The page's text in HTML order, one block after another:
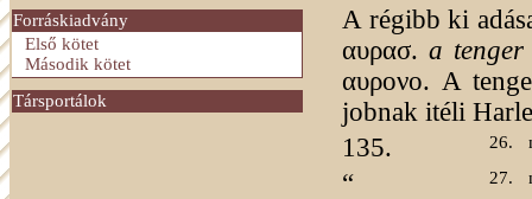
Forráskiadvány
Első kötet
Második kötet
Társportálok
A régibb ki
αυρασ. a tenger
αυρονο. A
jobnak itéli
135.
26.
“ 27.